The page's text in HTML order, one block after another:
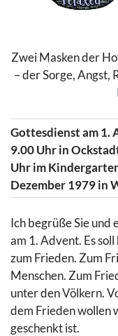
Zwei Masken der
– der Sorge, Angst,
Gottesdienst am 1.
9.00 Uhr in
Uhr im
Dezember 1979 in
Ich begrüße Sie und
am 1. Advent. Es
zum Frieden. Zum
Menschen. Zum
unter den Völkern.
dem Frieden wollen
geschenkt ist.